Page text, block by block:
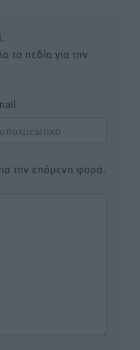
τα πεδία για την
την επόμενη φορά.